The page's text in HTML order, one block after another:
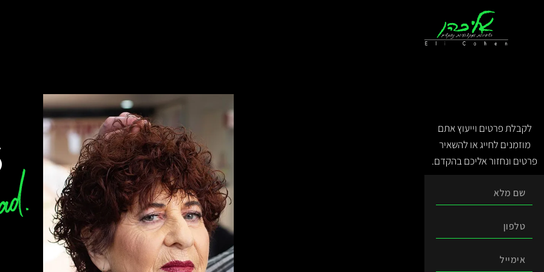
לקבלת פרטים וייעוץ אתם
מוזמנים לחייג או להשאיר
פרטים ונחזור אליכם בהקדם.